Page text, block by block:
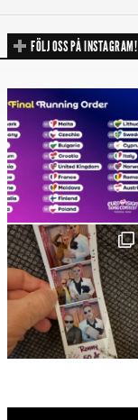
FÖLJ OSS PÅ INSTAGRAM!